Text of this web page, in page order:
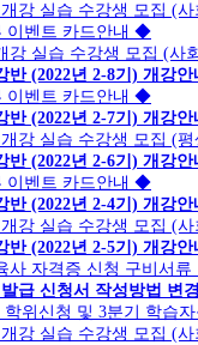
강 실습 수강생 모집 (
이벤트 카드안내 ◆
강 실습 수강생 모집 (사
반 (2022년 2-8기) 개강안
이벤트 카드안내 ◆
반 (2022년 2-7기) 개강안
강 실습 수강생 모집 (
반 (2022년 2-6기) 개강안
이벤트 카드안내 ◆
반 (2022년 2-4기) 개강안
강 실습 수강생 모집 (
반 (2022년 2-5기) 개강안
사 자격증 신청 구비서류
급 신청서 작성방법 변
위신청 및 3분기 학습
강 실습 수강생 모집 (